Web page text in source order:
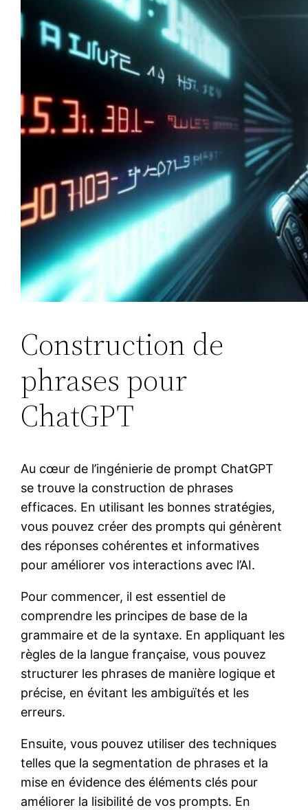
Construction de
phrases pour
ChatGPT
Au cœur de l’ingénierie de prompt ChatGPT
se trouve la construction de phrases
efficaces. En utilisant les bonnes stratégies,
vous pouvez créer des prompts qui génèrent
des réponses cohérentes et informatives
pour améliorer vos interactions avec l’AI.
Pour commencer, il est essentiel de
comprendre les principes de base de la
grammaire et de la syntaxe. En appliquant les
règles de la langue française, vous pouvez
structurer les phrases de manière logique et
précise, en évitant les ambiguïtés et les
erreurs.
Ensuite, vous pouvez utiliser des techniques
telles que la segmentation de phrases et la
mise en évidence des éléments clés pour
améliorer la lisibilité de vos prompts. En